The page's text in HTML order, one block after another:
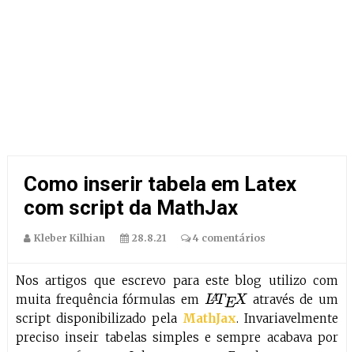
Como inserir tabela em Latex
com script da MathJax
Kleber Kilhian 28.8.21 4 comentários
Nos artigos que escrevo para este blog utilizo com
muita frequência fórmulas em LATEXatravés de um
script disponibilizado pela MathJax. Invariavelmente
preciso inseir tabelas simples e sempre acabava por